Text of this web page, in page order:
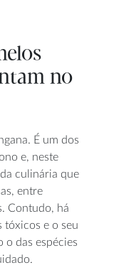
no
É um dos
e, neste
culinária que
entre
Contudo, há
tóxicos e o seu
o das espécies